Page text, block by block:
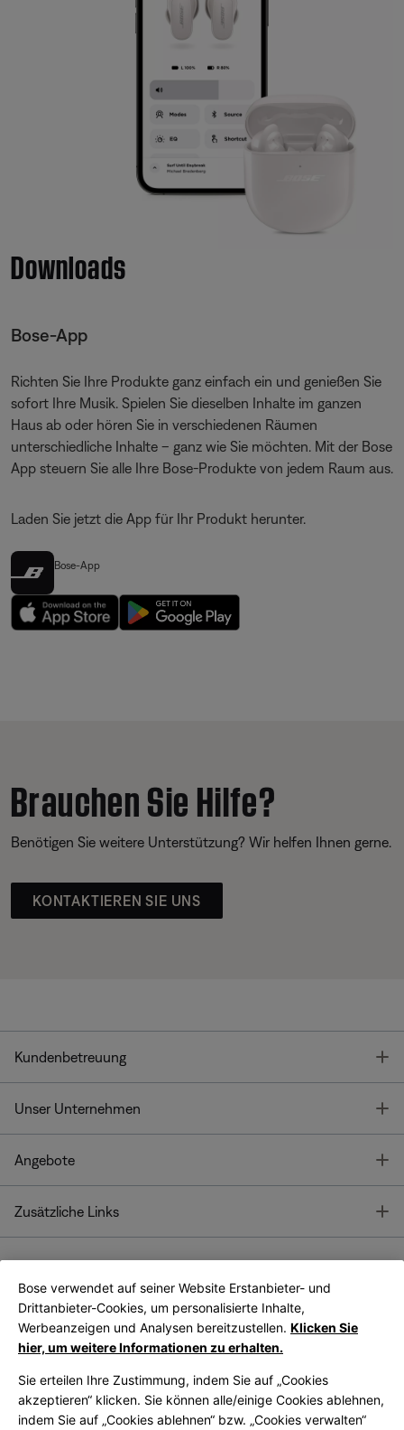
Downloads
Bose-App
Richten Sie Ihre Produkte ganz einfach ein und genießen Sie
sofort Ihre Musik. Spielen Sie dieselben Inhalte im ganzen
Haus ab oder hören Sie in verschiedenen Räumen
unterschiedliche Inhalte – ganz wie Sie möchten. Mit der Bose
App steuern Sie alle Ihre Bose-Produkte von jedem Raum aus.
Laden Sie jetzt die App für Ihr Produkt herunter.
Bose-App
Brauchen Sie Hilfe?
Benötigen Sie weitere Unterstützung? Wir helfen Ihnen gerne.
KONTAKTIEREN SIE UNS
Kundenbetreuung
Unser Unternehmen
Angebote
Zusätzliche Links
Bose App
Bose Connect
App
Bose verwendet auf seiner Website Erstanbieter- und
Drittanbieter-Cookies, um personalisierte Inhalte,
Werbeanzeigen und Analysen bereitzustellen. Klicken Sie
hier, um weitere Informationen zu erhalten.
Sie erteilen Ihre Zustimmung, indem Sie auf „Cookies
akzeptieren“ klicken. Sie können alle/einige Cookies ablehnen,
indem Sie auf „Cookies ablehnen“ bzw. „Cookies verwalten“